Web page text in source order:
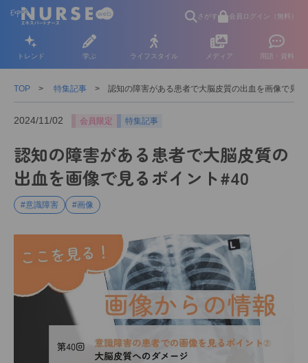
さがす 会員ログイン（無料）
トレンド 学ぶ ライフスタイル メディア 用語・資料
TOP 特集記事 認知の障害がある患者で大脳皮質の出血を画像で見
2024/11/02 会員限定 特集記事
認知の障害がある患者で大脳皮質の
出血を画像で見るポイント#40
#意識障害 #画像